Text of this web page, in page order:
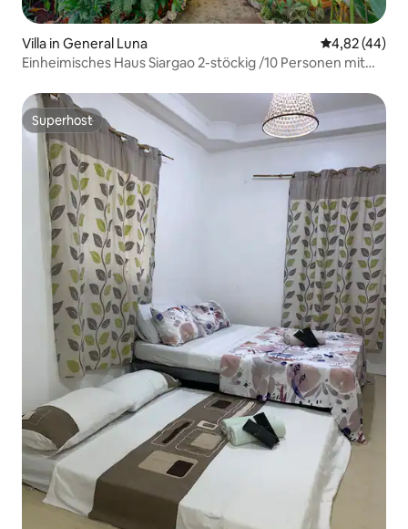
Villa in General Luna
4,82 (44)
Einheimisches Haus Siargao 2-stöckig /10 Personen mit
Superhost
Superhost